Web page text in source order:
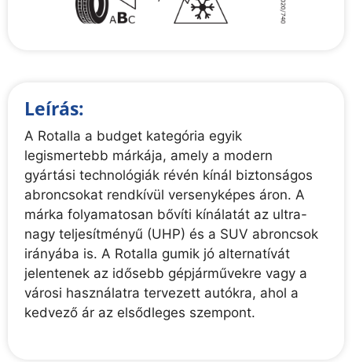
Leírás:
A Rotalla a budget kategória egyik
legismertebb márkája, amely a modern
gyártási technológiák révén kínál biztonságos
abroncsokat rendkívül versenyképes áron. A
márka folyamatosan bővíti kínálatát az ultra-
nagy teljesítményű (UHP) és a SUV abroncsok
irányába is. A Rotalla gumik jó alternatívát
jelentenek az idősebb gépjárművekre vagy a
városi használatra tervezett autókra, ahol a
kedvező ár az elsődleges szempont.